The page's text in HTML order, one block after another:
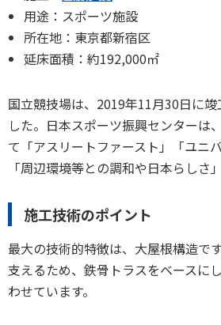
用途：スポーツ施設
所在地：東京都新宿区
延床面積：約192,000㎡
国立競技場は、2019年11月30日に
した。日本スポーツ振興センターは
て「アスリートファースト」「ユニ
「周辺環境等との調和や日本らしさ
施工技術のポイント
最大の技術的特徴は、大屋根構造で
支えるため、鉄骨トラスをベースに
わせています。